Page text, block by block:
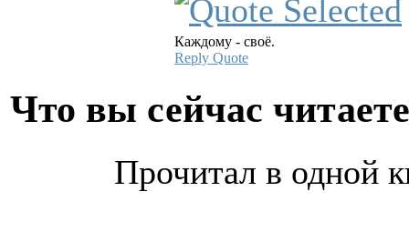
Каждому - своё.
Reply Quote
Что вы сейчас
Прочитал в одной